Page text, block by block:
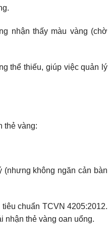
nhận thấy màu vàng (chờ
thể thiếu, giúp việc quản lý
thẻ vàng:
không ngăn cản bàn
chuẩn TCVN 4205:2012.
nhận thẻ vàng oan uổng.